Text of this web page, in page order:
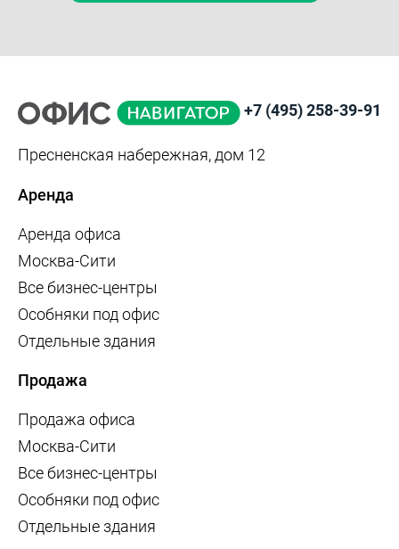
+7 (495) 258-39-91
Пресненская набережная, дом 12
Аренда
Аренда офиса
Москва-Сити
Все бизнес-центры
Особняки под офис
Отдельные здания
Продажа
Продажа офиса
Москва-Сити
Все бизнес-центры
Особняки под офис
Отдельные здания